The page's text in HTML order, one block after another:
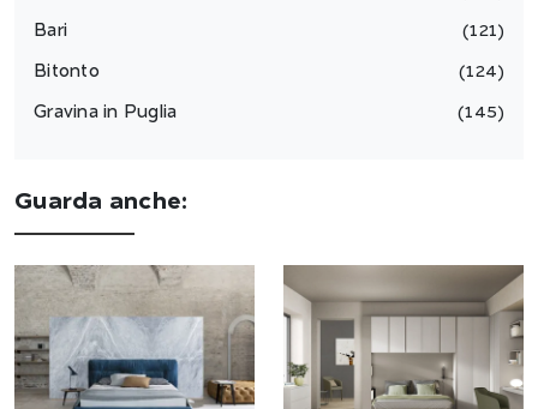
Bari 121
Bitonto 124
Gravina in Puglia 145
Guarda anche: